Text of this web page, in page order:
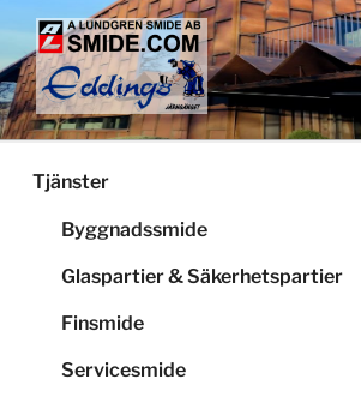
Hoppa
innehåll
LUNDGRENS SMIDE
Smide och glaspartier i Stockholm
Tjänster
Byggnadssmide
Glaspartier & Säkerhetspartier
Finsmide
Servicesmide